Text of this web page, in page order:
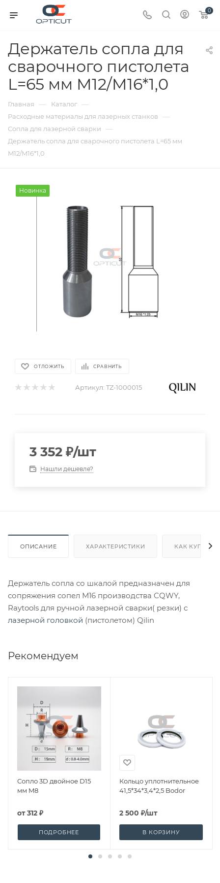
0
Держатель сопла для
сварочного пистолета
L=65 мм M12/M16*1,0
Главная — Каталог —
Расходные материалы для лазерных станков —
Сопла для лазерной сварки —
Держатель сопла для сварочного пистолета L=65 мм
M12/M16*1,0
Новинка
ОТЛОЖИТЬ СРАВНИТЬ
Артикул: TZ-1000015
3 352 ₽/шт
Нашли дешевле?
ОПИСАНИЕ ХАРАКТЕРИСТИКИ КАК КУПИТЬ
Держатель сопла со шкалой предназначен для
сопряжения сопел М16 производства CQWY,
Raytools для ручной лазерной сварки( резки) с
лазерной головкой (пистолетом) Qilin
Рекомендуем
Сопло 3D двойное D15
мм M8
от312 ₽
ПОДРОБНЕЕ
Кольцо уплотнительное
41,5*34*3,4*2,5 Bodor
2 500 ₽/шт
В КОРЗИНУ